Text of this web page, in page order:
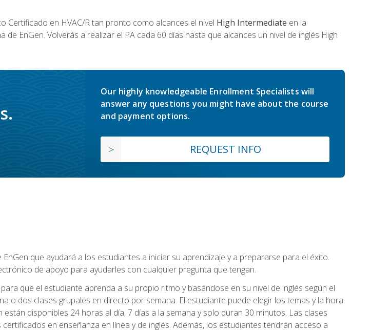
Certificado en HVAC/R tan pronto como alcances el nivel High Intermediate en la
de EnGen. Volverás a realizar el PA cada 60 días hasta que alcances un nivel de inglés High
Our highly knowledgeable Enrollment Specialists will
answer any questions you might have about the course
and payment options.
REQUEST INFO
que ayudará a los estudiantes a iniciar su aprendizaje y a prepararse para el éxito.
de apoyo para ayudarles con cualquier pregunta que tengan.
que el estudiante aprenda a su propio ritmo y basándose en su nivel de inglés según el
o dos clases grupales en directo por semana. El estudiante puede elegir los temas y la hora
están disponibles 24 horas al día, 7 días a la semana y solo duran 30 minutos. Las clases
en enseñanza en línea y de inglés. Además, los estudiantes tendrán acceso a